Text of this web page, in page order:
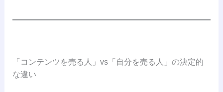
「コンテンツを売る人」vs「自分を売る人」の決定的
な違い